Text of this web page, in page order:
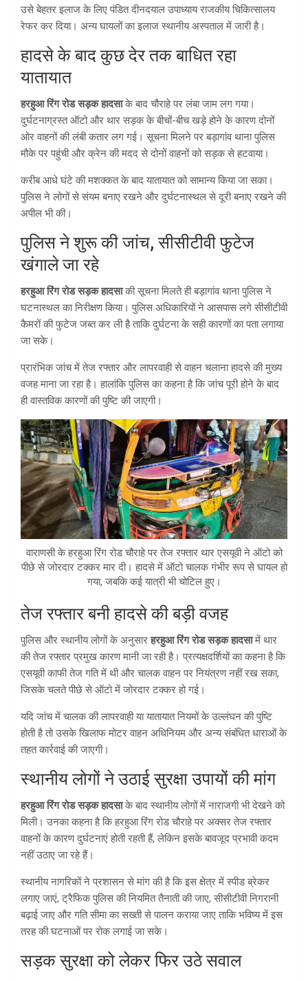
उसे बेहतर इलाज के लिए पंडित दीनदयाल उपाध्याय राजकीय चिकित्सालय
रेफर कर दिया। अन्य घायलों का इलाज स्थानीय अस्पताल में जारी है।
हादसे के बाद कुछ देर तक बाधित रहा
यातायात
हरहुआ रिंग रोड सड़क हादसाके बाद चौराहे पर लंबा जाम लग गया।
दुर्घटनाग्रस्त ऑटो और थार सड़क के बीचों-बीच खड़े होने के कारण दोनों
ओर वाहनों की लंबी कतार लग गई। सूचना मिलने पर बड़ागांव थाना पुलिस
मौके पर पहुंची और क्रेन की मदद से दोनों वाहनों को सड़क से हटवाया।
करीब आधे घंटे की मशक्कत के बाद यातायात को सामान्य किया जा सका।
पुलिस ने लोगों से संयम बनाए रखने और दुर्घटनास्थल से दूरी बनाए रखने की
अपील भी की।
पुलिस ने शुरू की जांच, सीसीटीवी फुटेज
खंगाले जा रहे
हरहुआ रिंग रोड सड़क हादसाकी सूचना मिलते ही बड़ागांव थाना पुलिस ने
घटनास्थल का निरीक्षण किया। पुलिस अधिकारियों ने आसपास लगे सीसीटीवी
कैमरों की फुटेज जब्त कर ली है ताकि दुर्घटना के सही कारणों का पता लगाया
जा सके।
प्रारंभिक जांच में तेज रफ्तार और लापरवाही से वाहन चलाना हादसे की मुख्य
वजह माना जा रहा है। हालांकि पुलिस का कहना है कि जांच पूरी होने के बाद
ही वास्तविक कारणों की पुष्टि की जाएगी।
वाराणसी के हरहुआ रिंग रोड चौराहे पर तेज रफ्तार थार एसयूवी ने ऑटो को
पीछे से जोरदार टक्कर मार दी। हादसे में ऑटो चालक गंभीर रूप से घायल हो
गया, जबकि कई यात्री भी चोटिल हुए।
तेज रफ्तार बनी हादसे की बड़ी वजह
पुलिस और स्थानीय लोगों के अनुसारहरहुआ रिंग रोड सड़क हादसामें थार
की तेज रफ्तार प्रमुख कारण मानी जा रही है। प्रत्यक्षदर्शियों का कहना है कि
एसयूवी काफी तेज गति में थी और चालक वाहन पर नियंत्रण नहीं रख सका,
जिसके चलते पीछे से ऑटो में जोरदार टक्कर हो गई।
यदि जांच में चालक की लापरवाही या यातायात नियमों के उल्लंघन की पुष्टि
होती है तो उसके खिलाफ मोटर वाहन अधिनियम और अन्य संबंधित धाराओं के
तहत कार्रवाई की जाएगी।
स्थानीय लोगों ने उठाई सुरक्षा उपायों की मांग
हरहुआ रिंग रोड सड़क हादसाके बाद स्थानीय लोगों में नाराजगी भी देखने को
मिली। उनका कहना है कि हरहुआ रिंग रोड चौराहे पर अक्सर तेज रफ्तार
वाहनों के कारण दुर्घटनाएं होती रहती हैं, लेकिन इसके बावजूद प्रभावी कदम
नहीं उठाए जा रहे हैं।
स्थानीय नागरिकों ने प्रशासन से मांग की है कि इस क्षेत्र में स्पीड ब्रेकर
लगाए जाएं, ट्रैफिक पुलिस की नियमित तैनाती की जाए, सीसीटीवी निगरानी
बढ़ाई जाए और गति सीमा का सख्ती से पालन कराया जाए ताकि भविष्य में इस
तरह की घटनाओं पर रोक लगाई जा सके।
सड़क सुरक्षा को लेकर फिर उठे सवाल